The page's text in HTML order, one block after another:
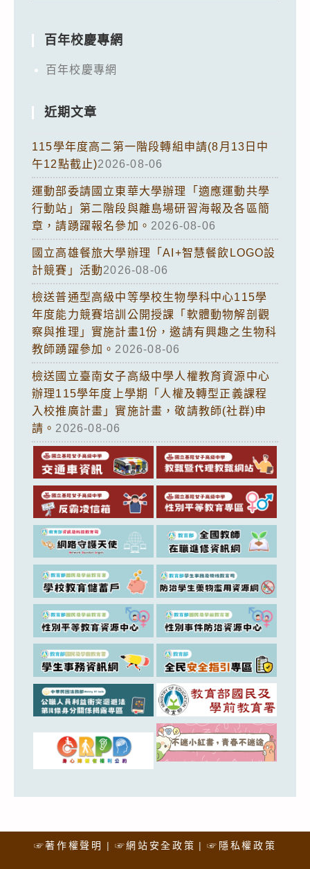
百年校慶專網
百年校慶專網
近期文章
115學年度高二第一階段轉組申請(8月13日中
午12點截止)2026-08-06
運動部委請國立東華大學辦理「適應運動共學
行動站」第二階段與離島場研習海報及各區簡
章，請踴躍報名參加。 2026-08-06
國立高雄餐旅大學辦理「AI+智慧餐飲LOGO設
計競賽」活動2026-08-06
檢送普通型高級中等學校生物學科中心115學
年度能力競賽培訓公開授課「軟體動物解剖觀
察與推理」實施計畫1份，邀請有興趣之生物科
教師踴躍參加。 2026-08-06
檢送國立臺南女子高級中學人權教育資源中心
辦理115學年度上學期「人權及轉型正義課程
入校推廣計畫」實施計畫，敬請教師(社群)申
請。 2026-08-06
☞著作權聲明 ☞網站安全政策 ☞隱私權政策